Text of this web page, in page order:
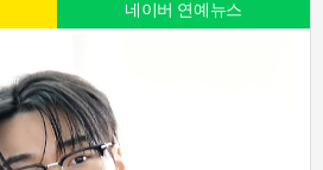
네이버 연예뉴스